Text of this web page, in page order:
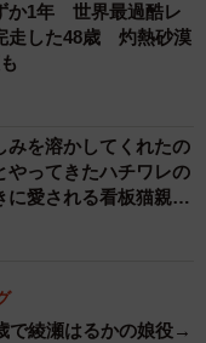
か1年 世界最過酷レ
走した48歳 灼熱砂漠
みを溶かしてくれたの
やってきたハチワレの
愛される看板猫親子
ョップ
で綾瀬はるかの娘役→